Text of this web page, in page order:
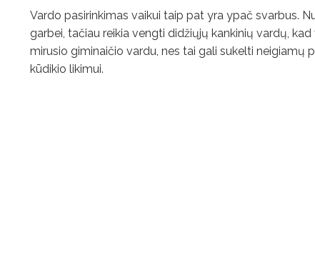
Vardo pasirinkimas vaikui taip pat yra ypač svarbus.
garbei, tačiau reikia vengti didžiųjų kankinių vardų,
mirusio giminaičio vardu, nes tai gali sukelti
kūdikio likimui.